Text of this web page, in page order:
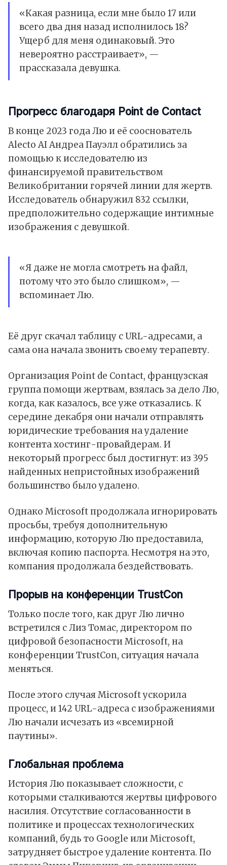
«Какая разница, если мне было 17 или
всего два дня назад исполнилось 18?
Ущерб для меня одинаковый. Это
невероятно расстраивает», —
прассказала девушка.
Прогресс благодаря Point de Contact
В конце 2023 года Лю и её сооснователь
Alecto AI Андреа Пауэлл обратились за
помощью к исследователю из
финансируемой правительством
Великобритании горячей линии для жертв.
Исследователь обнаружил 832 ссылки,
предположительно содержащие интимные
изображения с девушкой.
«Я даже не могла смотреть на файл,
потому что это было слишком», —
вспоминает Лю.
Её друг скачал таблицу с URL-адресами, а
сама она начала звонить своему терапевту.
Организация Point de Contact, французская
группа помощи жертвам, взялась за дело Лю,
когда, как казалось, все уже отказались. К
середине декабря они начали отправлять
юридические требования на удаление
контента хостинг-провайдерам. И
некоторый прогресс был достигнут: из 395
найденных непристойных изображений
большинство было удалено.
Однако Microsoft продолжала игнорировать
просьбы, требуя дополнительную
информацию, которую Лю предоставила,
включая копию паспорта. Несмотря на это,
компания продолжала бездействовать.
Прорыв на конференции TrustCon
Только после того, как друг Лю лично
встретился с Лиз Томас, директором по
цифровой безопасности Microsoft, на
конференции TrustCon, ситуация начала
меняться.
После этого случая Microsoft ускорила
процесс, и 142 URL-адреса с изображениями
Лю начали исчезать из «всемирной
паутины».
Глобальная проблема
История Лю показывает сложности, с
которыми сталкиваются жертвы цифрового
насилия. Отсутствие согласованности в
политике и процессах технологических
компаний, будь то Google или Microsoft,
затрудняет быстрое удаление контента. По